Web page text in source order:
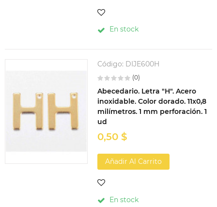
En stock
Código: DIJE600H
(0)
Abecedario. Letra "H". Acero
inoxidable. Color dorado. 11x0,8
milímetros. 1 mm perforación. 1
ud
0,50 $
Añadir Al Carrito
En stock